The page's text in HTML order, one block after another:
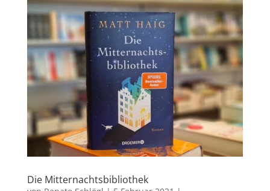
Die Mitternachtsbibliothek